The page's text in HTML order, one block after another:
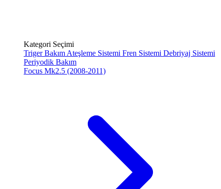
Kategori Seçimi
Triger Bakım Ateşleme Sistemi Fren Sistemi Debriyaj Sistemi
Periyodik Bakım
Focus Mk2.5 (2008-2011)